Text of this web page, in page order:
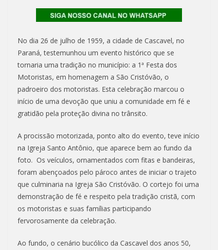
No dia 26 de julho de 1959, a cidade de Cascavel, no
Paraná, testemunhou um evento histórico que se
tornaria uma tradição no município: a 1ª Festa dos
Motoristas, em homenagem a São Cristóvão, o
padroeiro dos motoristas. Esta celebração marcou o
início de uma devoção que uniu a comunidade em fé e
gratidão pela proteção divina no trânsito.
A procissão motorizada, ponto alto do evento, teve início
na Igreja Santo Antônio, que aparece bem ao fundo da
foto. Os veículos, ornamentados com fitas e bandeiras,
foram abençoados pelo pároco antes de iniciar o trajeto
que culminaria na Igreja São Cristóvão. O cortejo foi uma
demonstração de fé e respeito pela tradição cristã, com
os motoristas e suas famílias participando
fervorosamente da celebração.
Ao fundo, o cenário bucólico da Cascavel dos anos 50,